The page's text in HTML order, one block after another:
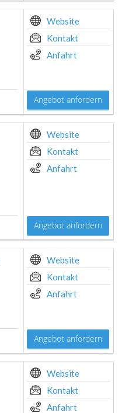
Website
Kontakt
Anfahrt
Angebot anfordern
Website
Kontakt
Anfahrt
Angebot anfordern
Website
Kontakt
Anfahrt
Angebot anfordern
Website
Kontakt
Anfahrt